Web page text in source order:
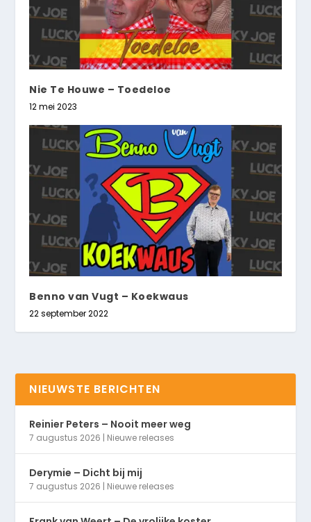
Nie Te Houwe – Toedeloe
12 mei 2023
Benno van Vugt – Koekwaus
22 september 2022
NIEUWSTE BERICHTEN
Reinier Peters – Nooit meer weg
7 augustus 2026 | Nieuwe releases
Derymie – Dicht bij mij
7 augustus 2026 | Nieuwe releases